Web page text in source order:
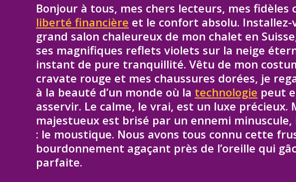
Bonjour à tous, mes chers lecteurs, mes fidèles
liberté financière et le confort absolu.
grand salon chaleureux de mon chalet en
ses magnifiques reflets violets sur la neige
instant de pure tranquillité. Vêtu de mon
cravate rouge et mes chaussures dorées, je
à la beauté d’un monde où la technologie peut
asservir. Le calme, le vrai, est un luxe précieux.
majestueux est brisé par un ennemi
: le moustique. Nous avons tous connu cette
bourdonnement agaçant près de l’oreille qui
parfaite.